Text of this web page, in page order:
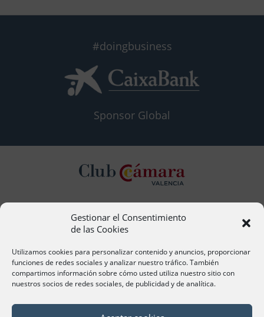
Gestionar el Consentimiento
de las Cookies
Utilizamos cookies para personalizar contenido y anuncios, proporcionar
funciones de redes sociales y analizar nuestro tráfico. También
compartimos información sobre cómo usted utiliza nuestro sitio con
nuestros socios de redes sociales, de publicidad y de analítica.
#doingbusiness
Sponsor Global
Contacto
acervera@camaravalencia.com
961 366 212
Síguenos